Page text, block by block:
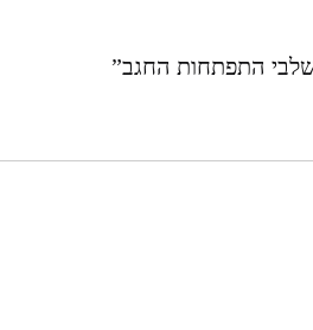
התפתחות החגב”